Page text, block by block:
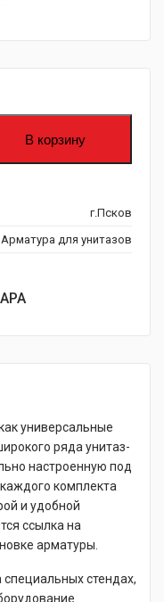
В корзину
г.Псков
Арматура для унитазов
универсальные
ряда унитаз-
настроенную под
комплекта
и удобной
ссылка на
арматуры.
стендах,